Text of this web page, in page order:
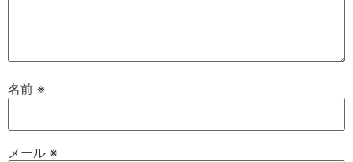
名前 ※
メール ※